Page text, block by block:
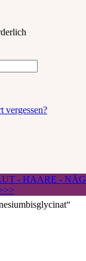
vergessen?
- HAARE -